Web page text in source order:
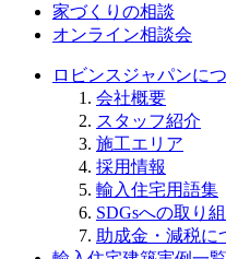
家づくりの相談
オンライン相談会
ロビンスジャパンに
会社概要
スタッフ紹介
施工エリア
採用情報
輸入住宅用語集
SDGsへの取り
助成金・減税に